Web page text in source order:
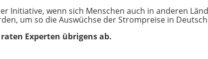
Initiative, wenn sich Menschen auch in anderen
um so die Auswüchse der Strompreise in
Experten übrigens ab.